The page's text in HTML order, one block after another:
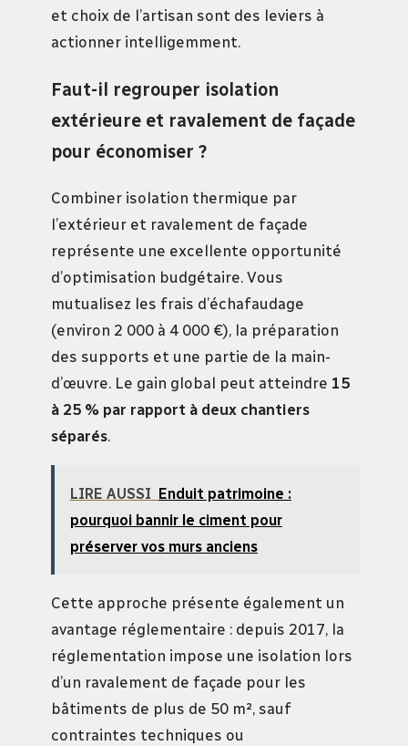
et choix de l’artisan sont des leviers à
actionner intelligemment.
Faut-il regrouper isolation
extérieure et ravalement de façade
pour économiser ?
Combiner isolation thermique par
l’extérieur et ravalement de façade
représente une excellente opportunité
d’optimisation budgétaire. Vous
mutualisez les frais d’échafaudage
(environ 2 000 à 4 000 €), la préparation
des supports et une partie de la main-
d’œuvre. Le gain global peut atteindre 15
à 25 % par rapport à deux chantiers
séparés.
LIRE AUSSI Enduit patrimoine :
pourquoi bannir le ciment pour
préserver vos murs anciens
Cette approche présente également un
avantage réglementaire : depuis 2017, la
réglementation impose une isolation lors
d’un ravalement de façade pour les
bâtiments de plus de 50 m², sauf
contraintes techniques ou